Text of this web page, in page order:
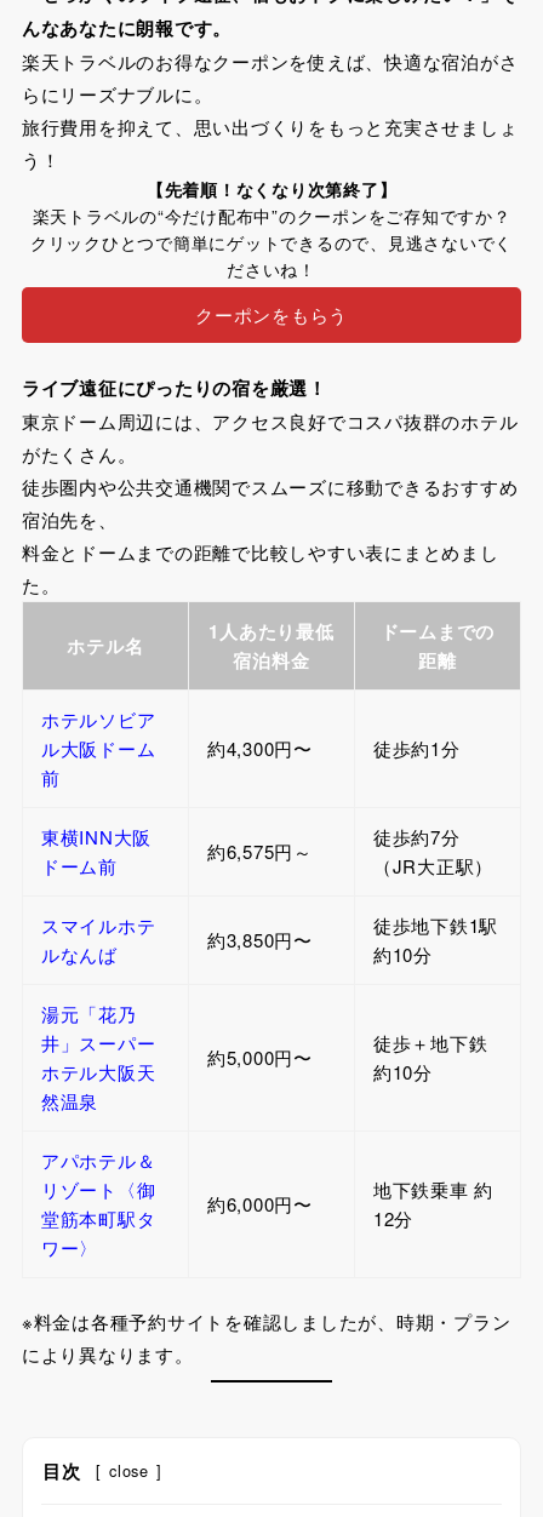
んなあなたに朗報です。
楽天トラベルのお得なクーポンを使えば、快適な宿泊がさ
らにリーズナブルに。
旅行費用を抑えて、思い出づくりをもっと充実させましょ
う！
【先着順！なくなり次第終了】
楽天トラベルの“今だけ配布中”のクーポンをご存知ですか？
クリックひとつで簡単にゲットできるので、見逃さないでく
ださいね！
クーポンをもらう
ライブ遠征にぴったりの宿を厳選！
東京ドーム周辺には、アクセス良好でコスパ抜群のホテル
がたくさん。
徒歩圏内や公共交通機関でスムーズに移動できるおすすめ
宿泊先を、
料金とドームまでの距離で比較しやすい表にまとめまし
た。
ホテル名
1人あたり最低
宿泊料金
ドームまでの
距離
ホテルソビア
ル大阪ドーム
前
約4,300円〜 徒歩約1分
東横INN大阪
ドーム前
約6,575円～
徒歩約7分
（JR大正駅）
スマイルホテ
ルなんば
約3,850円〜
徒歩地下鉄1駅
約10分
湯元「花乃
井」スーパー
ホテル大阪天
然温泉
約5,000円〜
徒歩＋地下鉄
約10分
アパホテル＆
リゾート〈御
堂筋本町駅タ
ワー〉
約6,000円〜
地下鉄乗車 約
12分
※料金は各種予約サイトを確認しましたが、時期・プラン
により異なります。
目次 [ close ]